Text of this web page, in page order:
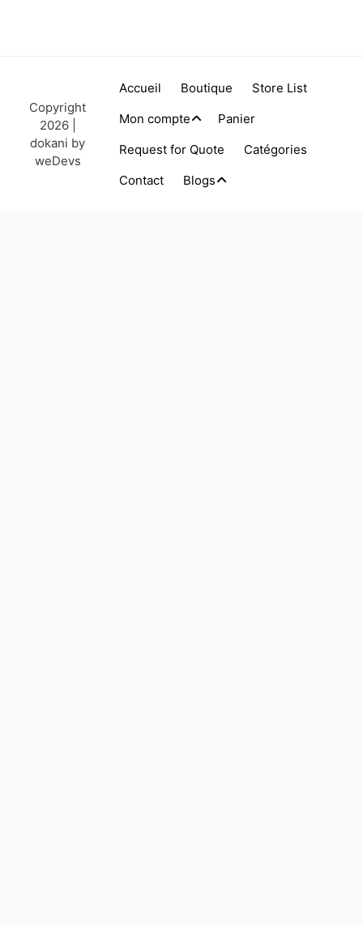
Copyright
2026 |
dokani by
weDevs
Accueil Boutique
Store List
Mon compte
Panier
Request for Quote
Catégories
Contact
Blogs